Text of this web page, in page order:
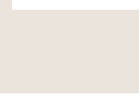
13,700,000円